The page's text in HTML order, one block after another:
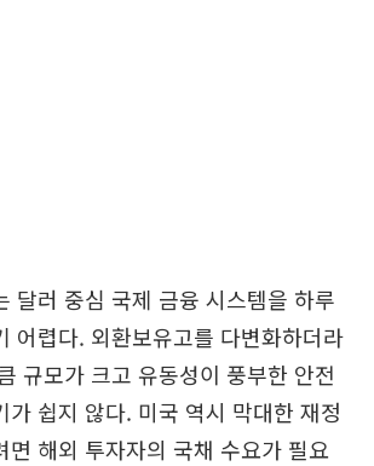
달러 중심 국제 금융 시스템을 하루
어렵다. 외환보유고를 다변화하더라
규모가 크고 유동성이 풍부한 안전
가 쉽지 않다. 미국 역시 막대한 재정
면 해외 투자자의 국채 수요가 필요